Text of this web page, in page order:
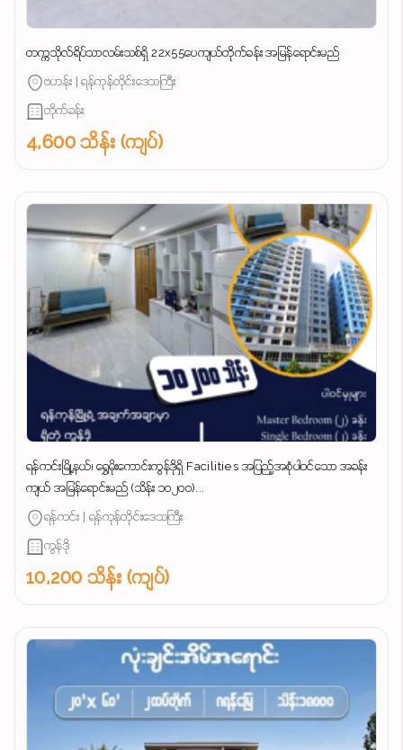
တက္ကသိုလ်ရိပ်သာလမ်းသစ်ရှိ 22x55ပေကျယ်တိုက်ခန်း အမြန်ရောင်းမည်
ဗဟန်း | ရန်ကုန်တိုင်းဒေသကြီး
တိုက်ခန်း
4,600 သိန်း (ကျပ်)
ရန်ကင်းမြို့နယ်၊ ရွှေမိုးကောင်းကွန်ဒိုရှိ Facilities အပြည့်အစုံပါဝင်သော အခန်း
ကျယ် အမြန်ရောင်းမည် (သိန်း ၁၀၂၀၀)...
ရန်ကင်း | ရန်ကုန်တိုင်းဒေသကြီး
ကွန်ဒို
10,200 သိန်း (ကျပ်)